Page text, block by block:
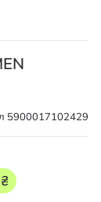
5900017102429